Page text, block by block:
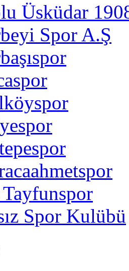
Üsküdar
Spor A.Ş
Spor Kulübü